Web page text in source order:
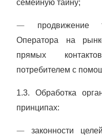
семейную тайну;
—
продвижение
Оператора на
прямых
потребителем с
1.3. Обработка
принципах:
—законности